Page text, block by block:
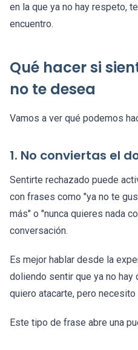
en la que ya no hay respeto,
encuentro.
Qué hacer si
no te desea
Vamos a ver qué podemos
1. No conviertas el
Sentirte rechazado puede
con frases como "ya no te
más" o "nunca quieres nada
conversación.
Es mejor hablar desde la
doliendo sentir que ya no
quiero atacarte, pero
Este tipo de frase abre una